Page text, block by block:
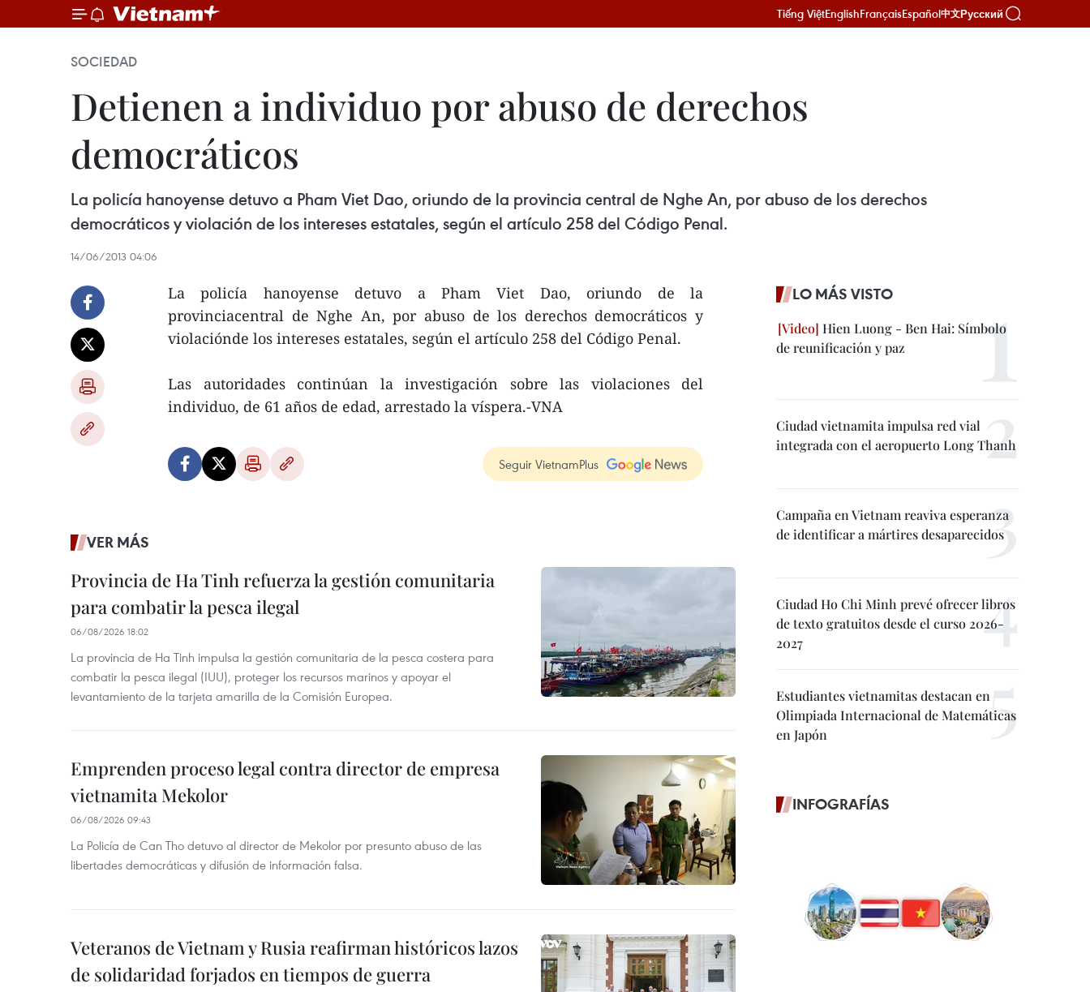
Tiếng ViệtEnglishFrançaisEspañol中文Русский
SOCIEDAD
Detienen a individuo por abuso de derechos
democráticos
La policía hanoyense detuvo a Pham Viet Dao, oriundo de la provincia central de Nghe An, por abuso de los derechos
democráticos y violación de los intereses estatales, según el artículo 258 del Código Penal.
14/06/2013 04:06
La policía hanoyense detuvo a Pham Viet Dao, oriundo de la
provinciacentral de Nghe An, por abuso de los derechos democráticos y
violaciónde los intereses estatales, según el artículo 258 del Código Penal.
Las autoridades continúan la investigación sobre las violaciones del
individuo, de 61 años de edad, arrestado la víspera.-VNA
Seguir VietnamPlus
VER MÁS
Provincia de Ha Tinh refuerza la gestión comunitaria
para combatir la pesca ilegal
06/08/2026 18:02
La provincia de Ha Tinh impulsa la gestión comunitaria de la pesca costera para
combatir la pesca ilegal (IUU), proteger los recursos marinos y apoyar el
levantamiento de la tarjeta amarilla de la Comisión Europea.
Emprenden proceso legal contra director de empresa
vietnamita Mekolor
06/08/2026 09:43
La Policía de Can Tho detuvo al director de Mekolor por presunto abuso de las
libertades democráticas y difusión de información falsa.
Veteranos de Vietnam y Rusia reafirman históricos lazos
de solidaridad forjados en tiempos de guerra
LO MÁS VISTO
Hien Luong - Ben Hai: Símbolo
de reunificación y paz
Ciudad vietnamita impulsa red vial
integrada con el aeropuerto Long Thanh
Campaña en Vietnam reaviva esperanza
de identificar a mártires desaparecidos
Ciudad Ho Chi Minh prevé ofrecer libros
de texto gratuitos desde el curso 2026-
2027
Estudiantes vietnamitas destacan en
Olimpiada Internacional de Matemáticas
en Japón
INFOGRAFÍAS